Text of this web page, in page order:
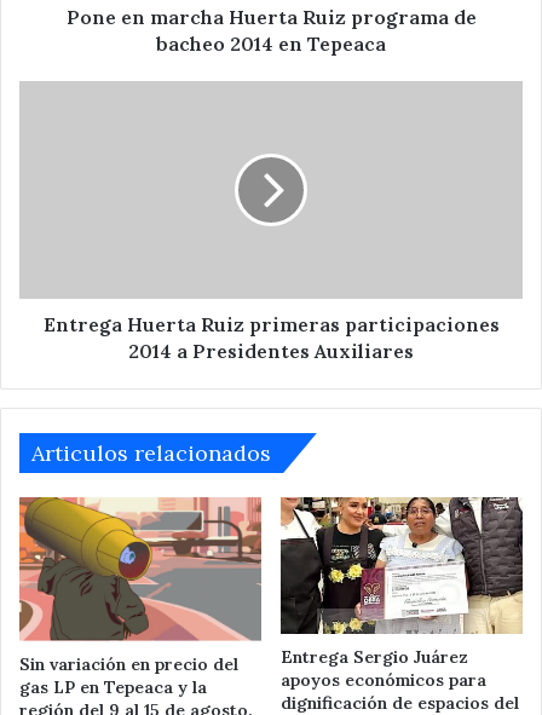
Pone en marcha Huerta Ruiz programa de
bacheo 2014 en Tepeaca
Auxiliares
Entrega Huerta Ruiz primeras participaciones
2014 a Presidentes Auxiliares
Articulos relacionados
Sin variación en precio del
gas LP en Tepeaca y la
región del 9 al 15 de agosto.
Entrega Sergio Juárez
apoyos económicos para
dignificación de espacios del